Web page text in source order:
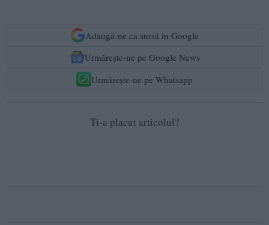
Adaugă-ne ca sursă în Google
Urmărește-ne pe Google News
Urmărește-ne pe Whatsapp
Ti-a placut articolul?